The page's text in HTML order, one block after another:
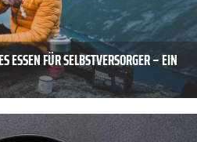
FÜR SELBSTVERSORGER – EIN